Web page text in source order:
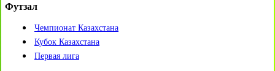
Футзал
Чемпионат Казахстана
Кубок Казахстана
Первая лига